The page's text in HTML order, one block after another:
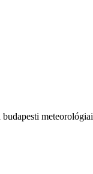
budapesti